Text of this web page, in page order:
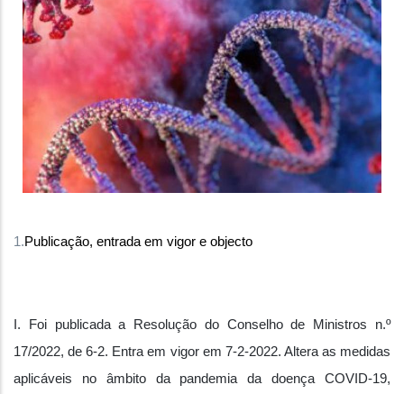
1.Publicação, entrada em vigor e objecto
I. Foi publicada a Resolução do Conselho de Ministros n.º
17/2022, de 6-2. Entra em vigor em 7-2-2022. Altera as medidas
aplicáveis no âmbito da pandemia da doença COVID-19,